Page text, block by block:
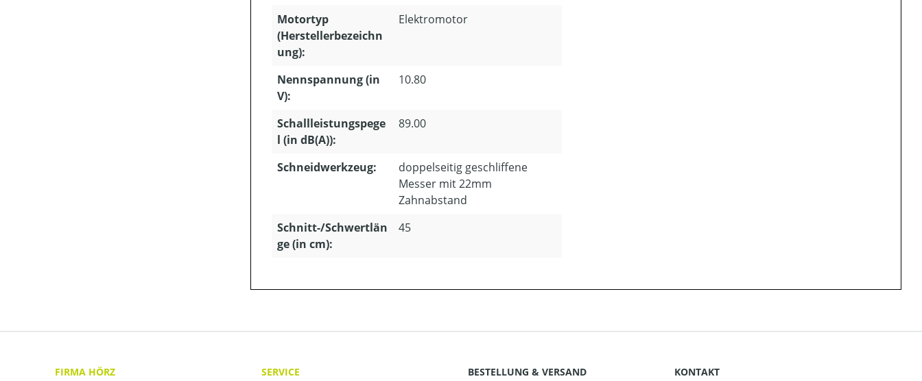
Motortyp
(Herstellerbezeichn
ung):
Elektromotor
Nennspannung (in
V):
10.80
Schallleistungspege
l (in dB(A)):
89.00
Schneidwerkzeug:
doppelseitig geschliffene
Messer mit 22mm
Zahnabstand
Schnitt-/Schwertlän
ge (in cm):
45
FIRMA HÖRZ
SERVICE
BESTELLUNG & VERSAND
KONTAKT